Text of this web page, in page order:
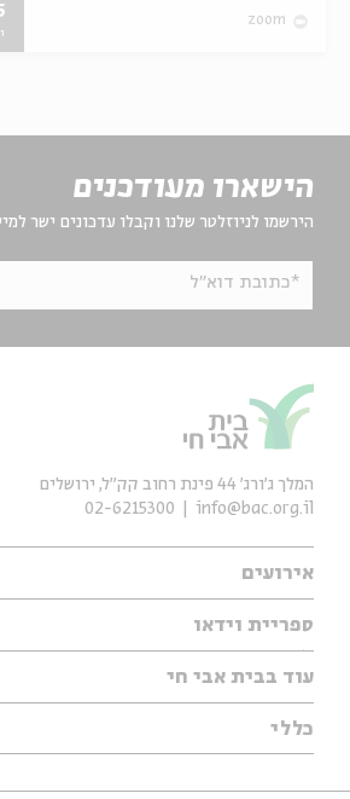
zoom
ו'
הישארו מעודכנים
הירשמו לניוזלטר שלנו וקבלו עדכונים ישר
*כתובת דוא"ל
אירועים
עיון
אנגלית
נוער
סדרות
ספריית וידאו
ילדים
מוזיקה
עיון
מיוחדים
עוד בבית אבי חי
תערוכות
מיוחדים
כללי
אודות
המלך ג'ורג' 44 פינת רחוב קק״ל, ירושלים
info@bac.org.il
02-6215300